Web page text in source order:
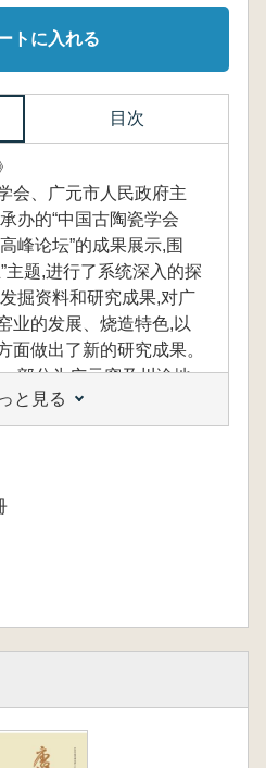
トに入れる
目次
会、广元市人民政府主
办的“中国古陶瓷学会
峰论坛”的成果展示,围
主题,进行了系统深入的探
掘资料和研究成果,对广
业的发展、烧造特色,以
面做出了新的研究成果。
部分为广元窑及川渝地
部分为南北方瓷业技术
和分布区域的分析研
と見る